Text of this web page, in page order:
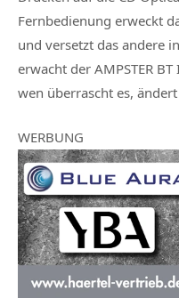
Fernbedienung erweckt
und versetzt das andere
erwacht der AMPSTER
wen überrascht es,
WERBUNG